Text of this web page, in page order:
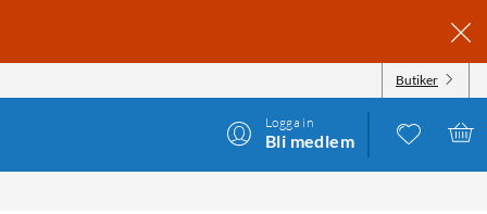
Butiker
Logga in
Bli medlem